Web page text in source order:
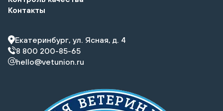
Контакты
Екатеринбург, ул. Ясная, д. 4
8 800 200-85-65
hello@vetunion.ru